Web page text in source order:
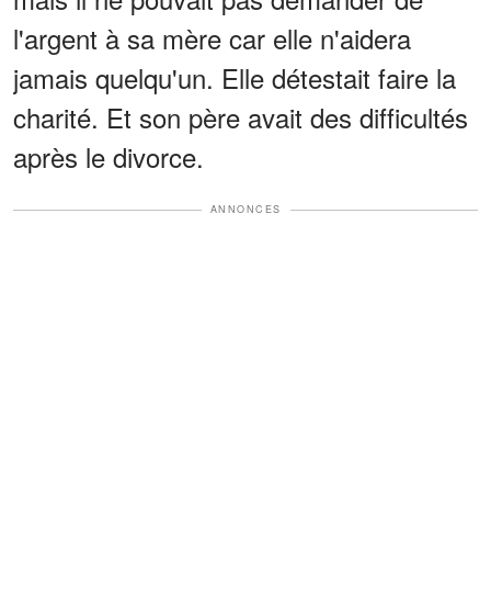
l'argent à sa mère car elle n'aidera
jamais quelqu'un. Elle détestait faire la
charité. Et son père avait des difficultés
après le divorce.
ANNONCES